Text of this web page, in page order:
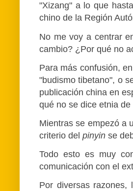
"Xizang" a lo que
chino de la Región
No me voy a centrar
cambio? ¿Por qué no
Para más confusión,
"budismo tibetano", o
publicación china en
qué no se dice etnia
Mientras se empezó a
criterio del pinyin se
Todo esto es muy
comunicación con el
Por diversas